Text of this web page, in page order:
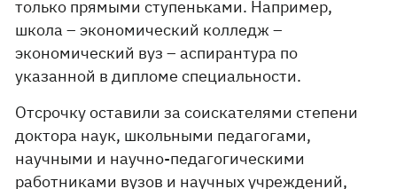
только прямыми ступеньками. Например,
школа – экономический колледж –
экономический вуз – аспирантура по
указанной в дипломе специальности.
Отсрочку оставили за соискателями степени
доктора наук, школьными педагогами,
научными и научно-педагогическими
работниками вузов и научных учреждений,